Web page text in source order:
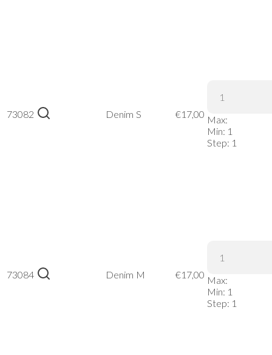
73082 Denim S €17,00 Max:
Min: 1
Step: 1
73084 Denim M €17,00 Max:
Min: 1
Step: 1